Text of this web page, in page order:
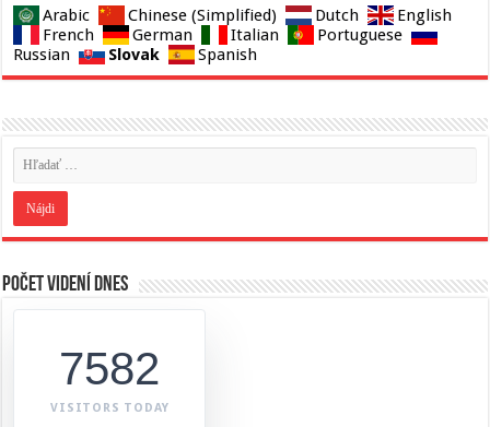
Arabic Chinese (Simplified) Dutch
English
French
German Italian
Portuguese
Russian
Slovak Spanish
Počet videní dnes
7582
VISITORS TODAY